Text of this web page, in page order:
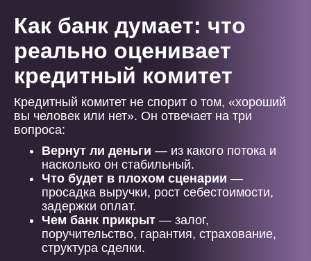
Как банк думает: что
реально оценивает
кредитный комитет
Кредитный комитет не спорит о том, «хороший
вы человек или нет». Он отвечает на три
вопроса:
Вернут ли деньги — из какого потока и
насколько он стабильный.
Что будет в плохом сценарии —
просадка выручки, рост себестоимости,
задержки оплат.
Чем банк прикрыт — залог,
поручительство, гарантия, страхование,
структура сделки.